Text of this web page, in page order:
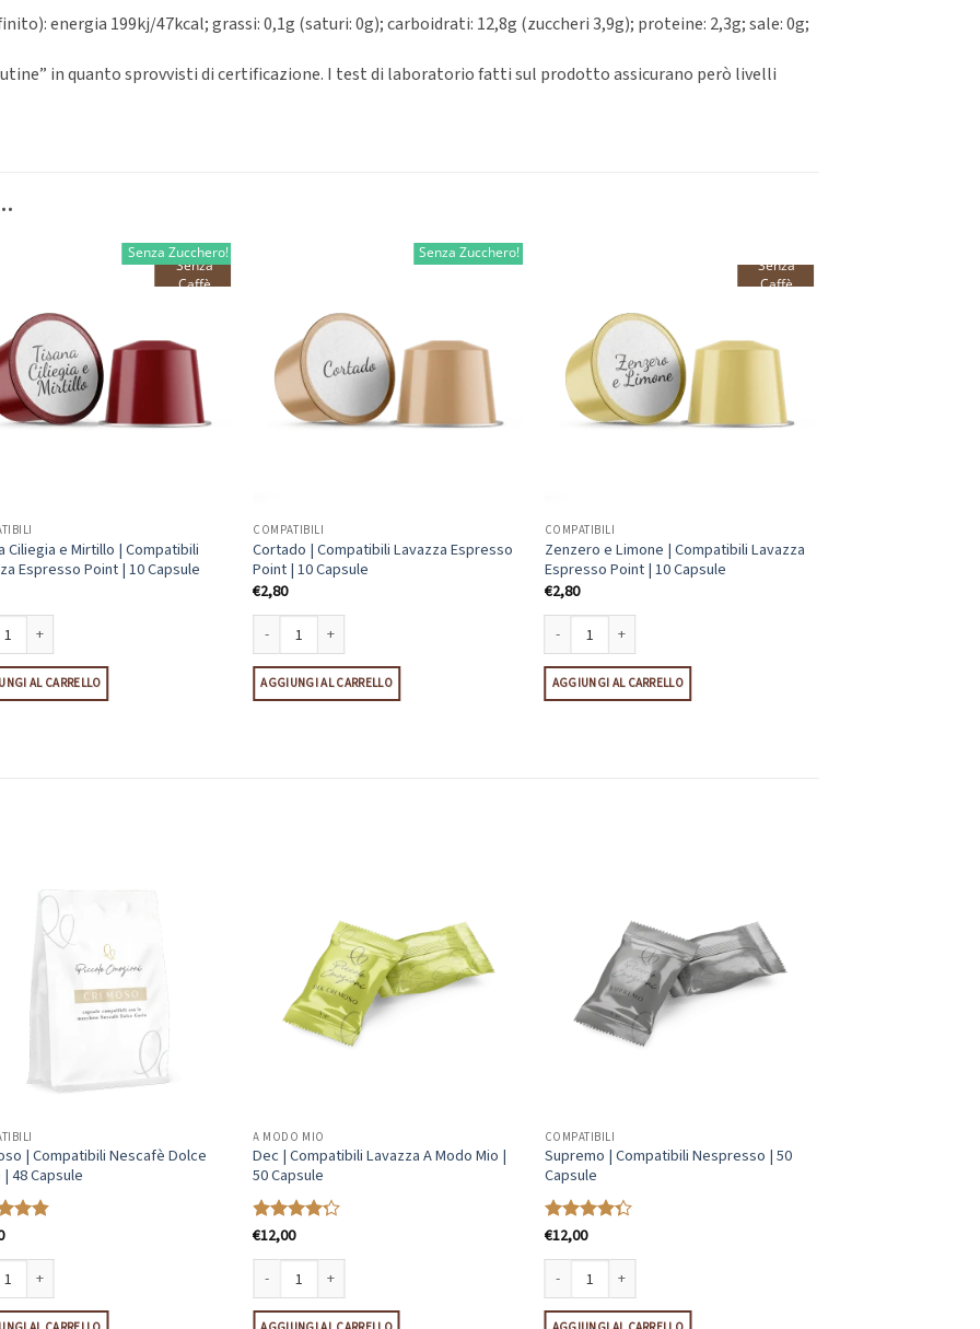
energia 199kj/47kcal; grassi: 0,1g (saturi: 0g); carboidrati: 12,8g (zuccheri 3,9g); proteine: 2,3g; sale: 0g;
in quanto sprovvisti di certificazione. I test di laboratorio fatti sul prodotto assicurano però livelli
quantità
Senza
Caffè
Senza Zucchero!
Ciliegia e Mirtillo | Compatibili
Espresso Point | 10 Capsule
Ciliegia e Mirtillo | Compatibili Lavazza Espresso Point | 10 Capsule quantità
AL CARRELLO
Senza Zucchero!
COMPATIBILI
Cortado | Compatibili Lavazza Espresso
Point | 10 Capsule
€2,80
Cortado | Compatibili Lavazza Espresso Point | 10 Capsule quantità
AGGIUNGI AL CARRELLO
Senza
Caffè
COMPATIBILI
Zenzero e Limone | Compatibili Lavazza
Espresso Point | 10 Capsule
€2,80
Zenzero e Limone | Compatibili Lavazza Espresso Point | 10 Capsule
AGGIUNGI AL CARRELLO
quantità
| Compatibili Nescafè Dolce
48 Capsule
| Compatibili Nescafè Dolce Gusto | 48 Capsule quantità
A MODO MIO
Dec | Compatibili Lavazza A Modo Mio |
50 Capsule
Valutato
€12,00
Dec | Compatibili Lavazza A Modo Mio | 50 Capsule quantità
COMPATIBILI
Supremo | Compatibili Nespresso | 50
Capsule
Valutato
€12,00
Supremo | Compatibili Nespresso | 50 Capsule quantità